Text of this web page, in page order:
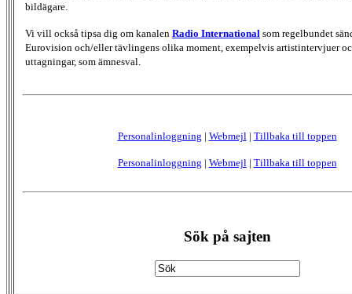
bildägare.
Vi vill också tipsa dig om kanalen Radio International som regelbundet
Eurovision och/eller tävlingens olika moment, exempelvis artistintervjuer
uttagningar, som ämnesval.
Personalinloggning | Webmejl| Tillbaka till toppen
Personalinloggning | Webmejl| Tillbaka till toppen
Sök på sajten